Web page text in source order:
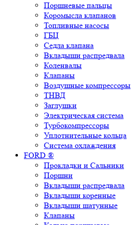
Поршневые пальцы
Коромысла клапанов
Топливные насосы
ГБЦ
Седла клапана
Вкладыши распредвала
Коленвалы
Клапаны
Воздушные компрессоры
ТНВД
Заглушки
Электрическая система
Турбокомпрессоры
Уплотнительные кольца
Система охлаждения
FORD ®
Прокладки и Сальники
Поршни
Вкладыши распредвала
Вкладыши коренные
Вкладыши шатунные
Клапаны